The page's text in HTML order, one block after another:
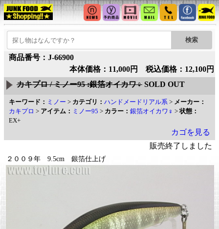
商品番号：J-66900
本体価格：11,000円 税込価格：12,100円
カキプロ / ミノー95 :銀箔オイカワ♀ SOLD OUT
キーワード： ミノー > カテゴリ： ハンドメードリアル系 > メーカー：
カキプロ > アイテム： ミノー95 > カラー： 銀箔オイカワ♀ >状態：
EX+
カゴを見る
販売終了しました
２００９年 9.5cm 銀箔仕上げ